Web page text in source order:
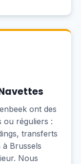
ont des
ou réguliers :
transferts
Brussels
Nous